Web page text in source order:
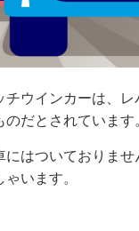
ウインカーは、
だとされています。
にはついておりま
います。